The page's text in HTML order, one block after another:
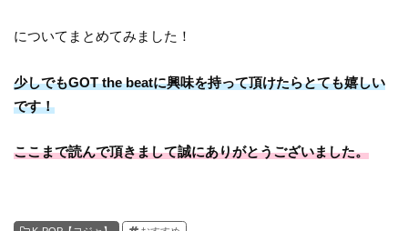
についてまとめてみました！
少しでもGOT the beatに興味を持って頂けたらとても嬉しい
です！
ここまで読んで頂きまして誠にありがとうございました。